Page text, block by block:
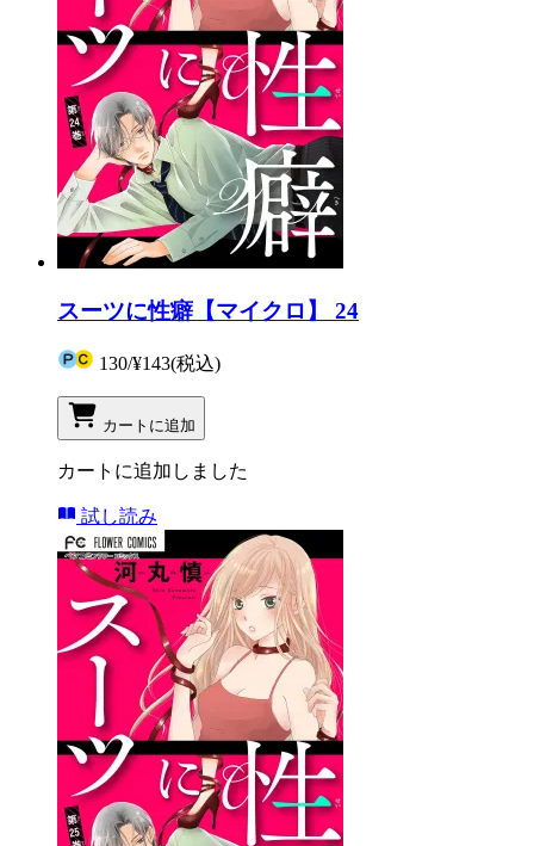
スーツに性癖【マイクロ】 24
130/¥143(税込)
カートに追加
カートに追加しました
試し読み